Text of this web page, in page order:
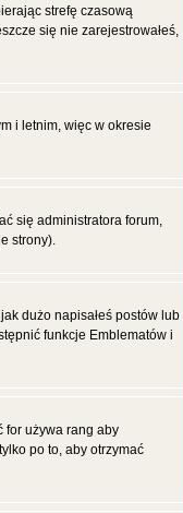
strefę czasową
się nie zarejestrowałeś,
i letnim, więc w okresie
się administratora forum,
strony).
dużo napisałeś postów lub
funkcje Emblematów i
for używa rang aby
po to, aby otrzymać